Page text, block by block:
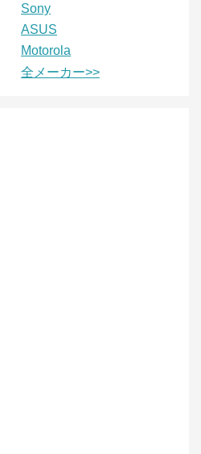
Sony
ASUS
Motorola
全メーカー>>